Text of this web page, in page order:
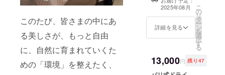
このたび、皆さまの中にあ
る美しさが、もっと自由
に、自然に育まれていくた
めの「環境」を整えたく、
クスカードをお
届けします。 ※
サロンに来られ
ない方でも応援
ンのにお返しを
するためお名前
2025年08月
詳細を見る
こ
の
リ
タ
ー
ン
を
選
択
す
る
13,000円 残り47